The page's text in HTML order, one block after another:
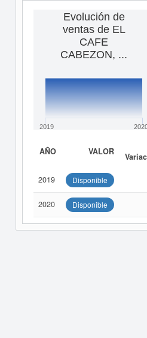
Evolución de
ventas de EL
CAFE
CABEZON, ...
2019
AÑO VALOR
2019 Disponible
2020 Disponible